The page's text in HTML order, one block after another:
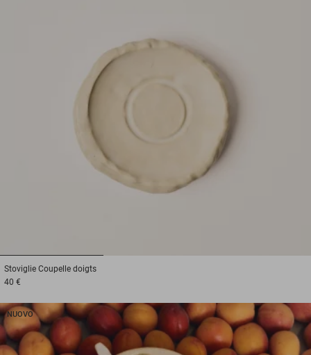
Stoviglie Coupelle doigts
40 €
NUOVO